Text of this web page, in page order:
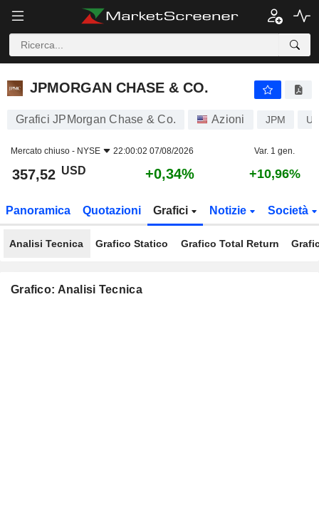
JPMORGAN CHASE & CO.
JPMORGAN CHASE & CO.
Grafici JPMorgan Chase & Co. Azioni JPM
Mercato chiuso - NYSE 22:00:02 07/08/2026 Var. 1 gen.
357,52 USD +0,34% +10,96%
Panoramica Quotazioni Grafici Notizie Società
Analisi Tecnica Grafico Statico Grafico Total Return
Grafico: Analisi Tecnica